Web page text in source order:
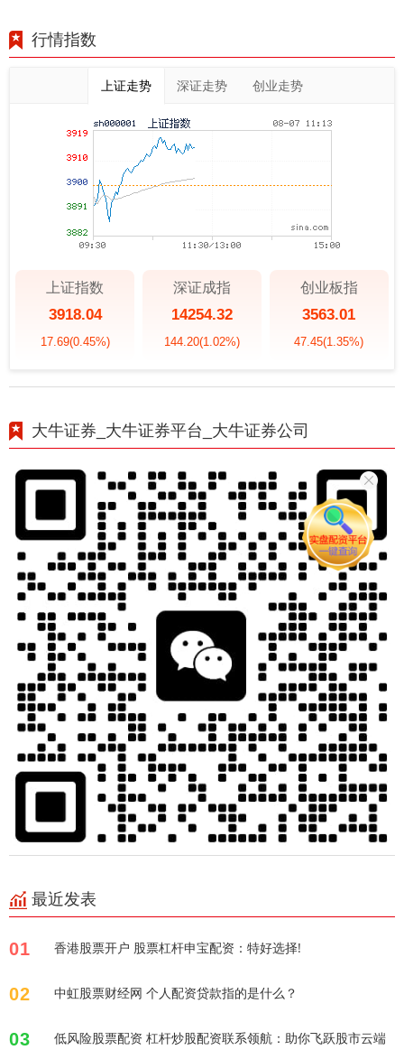
行情指数
上证走势 深证走势 创业走势
上证指数
3918.04
17.69(0.45%)
深证成指
14254.32
144.20(1.02%)
创业板指
3563.01
47.45(1.35%)
大牛证券_大牛证券平台_大牛证券公司
最近发表
01 香港股票开户 股票杠杆申宝配资：特好选择!
02 中虹股票财经网 个人配资贷款指的是什么？
03 低风险股票配资 杠杆炒股配资联系领航：助你飞跃股市云端